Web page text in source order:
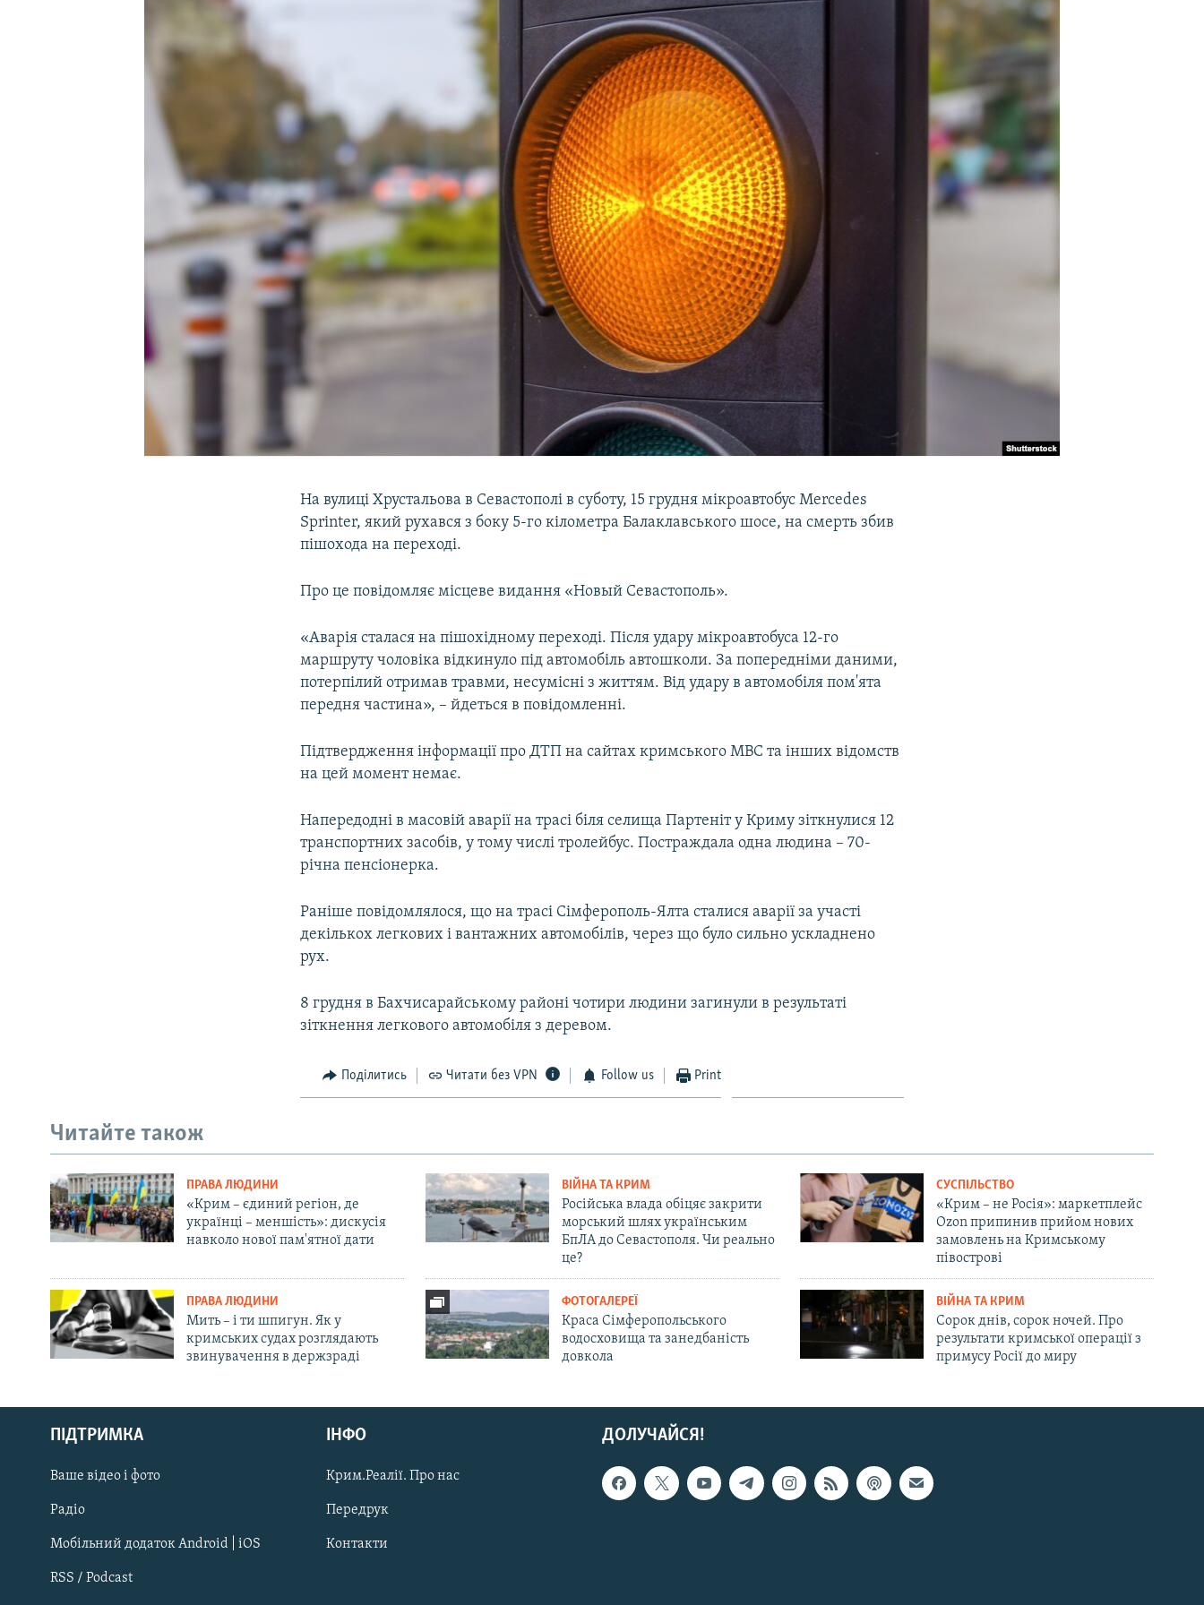
Русский
Qırımtatar
ДОЛУЧАЙСЯ!
На вулиці Хрустальова в Севастополі в суботу, 15 грудня мікроавтобус Mercedes
Sprinter, який рухався з боку 5-го кілометра Балаклавського шосе, на смерть збив
пішохода на переході.
Про це повідомляє місцеве видання «Новый Севастополь».
«Aварія сталася на пішохідному переході. Після удару мікроавтобуса 12-го
маршруту чоловіка відкинуло під автомобіль автошколи. За попередніми даними,
потерпілий отримав травми, несумісні з життям. Від удару в автомобіля пом'ята
передня частина», – йдеться в повідомленні.
Підтвердження інформації про ДТП на сайтах кримського МВС та інших відомств
на цей момент немає.
Напередодні в масовій аварії на трасі біля селища Партеніт у Криму зіткнулися 12
транспортних засобів, у тому числі тролейбус. Постраждала одна людина – 70-
річна пенсіонерка.
Раніше повідомлялося, що на трасі Сімферополь-Ялта сталися аварії за участі
декількох легкових і вантажних автомобілів, через що було сильно ускладнено
рух.
8 грудня в Бахчисарайському районі чотири людини загинули в результаті
зіткнення легкового автомобіля з деревом.
Поділитись Читати без VPN Follow us Print
Читайте також
ПРАВА ЛЮДИНИ
«Крим – єдиний регіон, де
українці – меншість»: дискусія
навколо нової пам'ятної дати
ВІЙНА ТА КРИМ
Російська влада обіцяє закрити
морський шлях українським
БпЛА до Севастополя. Чи реально
це?
СУСПІЛЬСТВО
«Крим – не Росія»: маркетплейс
Ozon припинив прийом нових
замовлень на Кримському
півострові
ПРАВА ЛЮДИНИ
Мить – і ти шпигун. Як у
кримських судах розглядають
звинувачення в держзраді
ФОТОГАЛЕРЕЇ
Краса Сімферопольського
водосховища та занедбаність
довкола
ВІЙНА ТА КРИМ
Сорок днів, сорок ночей. Про
результати кримської операції з
примусу Росії до миру
ДОЛУЧАЙСЯ!
ПІДТРИМКА
Ваше відео і фото
Радіо
Мобільний додаток Android | iOS
RSS / Podcast
ІНФО
Крим.Реалії. Про нас
Передрук
Контакти